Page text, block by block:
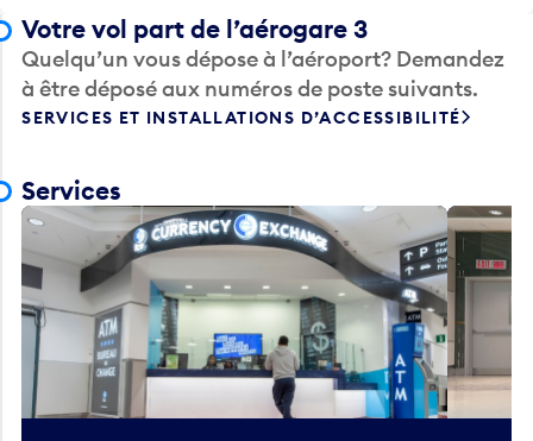
Votre vol part de l’aérogare 3
Quelqu’un vous dépose à l’aéroport? Demandez
à être déposé aux numéros de poste suivants.
SERVICES ET INSTALLATIONS D’ACCESSIBILITÉ
Services